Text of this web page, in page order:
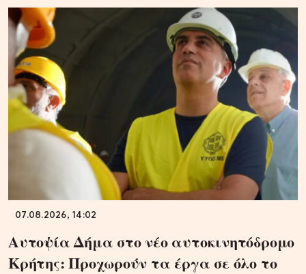
07.08.2026, 14:02
Αυτοψία Δήμα στο νέο αυτοκινητόδρομο
Κρήτης: Προχωρούν τα έργα σε όλο το